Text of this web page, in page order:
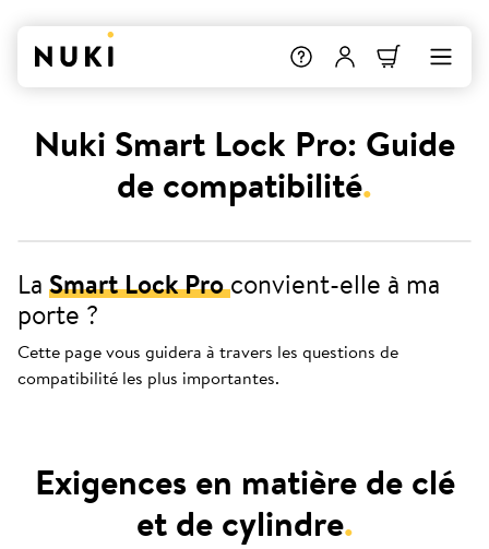
Nuki Smart Lock Pro: Guide
de compatibilité.
La Smart Lock Proconvient-elle à ma
porte ?
Cette page vous guidera à travers les questions de
compatibilité les plus importantes.
Exigences en matière de clé
et de cylindre.